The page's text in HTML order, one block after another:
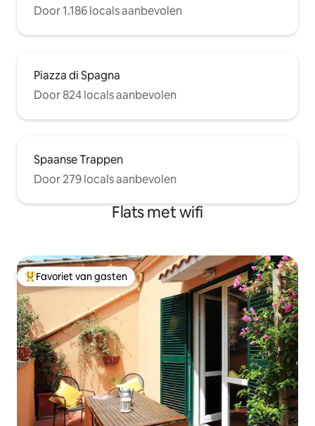
Door 1.186 locals aanbevolen
Piazza di Spagna
Door 824 locals aanbevolen
Spaanse Trappen
Door 279 locals aanbevolen
Flats met wifi
Topfavoriet van gasten
Favoriet van gasten